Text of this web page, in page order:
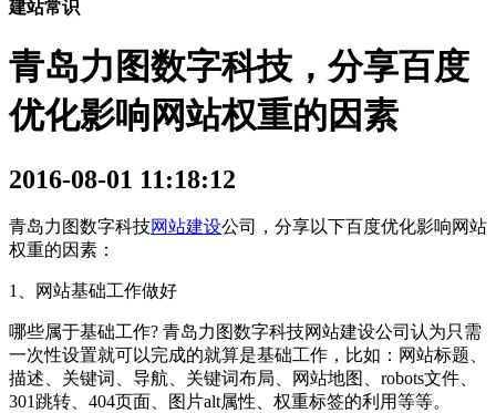
建站常识
青岛力图数字科技，分享百度
优化影响网站权重的因素
2016-08-01 11:18:12
青岛力图数字科技网站建设公司，分享以下百度优化影响网站
权重的因素：
1、网站基础工作做好
哪些属于基础工作? 青岛力图数字科技网站建设公司认为只需
一次性设置就可以完成的就算是基础工作，比如：网站标题、
描述、关键词、导航、关键词布局、网站地图、robots文件、
301跳转、404页面、图片alt属性、权重标签的利用等等。